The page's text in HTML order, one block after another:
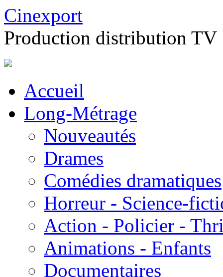
Cinexport
Production distribution TV
Accueil
Long-Métrage
Nouveautés
Drames
Comédies dramatiques
Horreur - Science-
Action - Policier -
Animations - Enfants
Documentaires